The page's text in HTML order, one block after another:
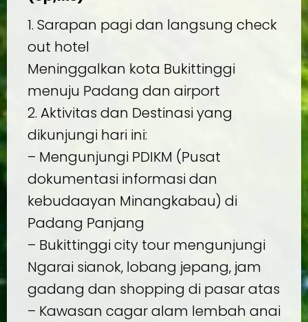
1. Sarapan pagi dan langsung check
out hotel
Meninggalkan kota Bukittinggi
menuju Padang dan airport
2. Aktivitas dan Destinasi yang
dikunjungi hari ini:
– Mengunjungi PDIKM (Pusat
dokumentasi informasi dan
kebudaayan Minangkabau) di
Padang Panjang
– Bukittinggi city tour mengunjungi
Ngarai sianok, lobang jepang, jam
gadang dan shopping di pasar atas
– Kawasan cagar alam lembah anai